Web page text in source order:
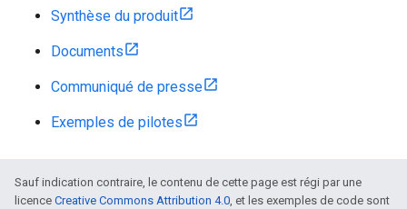
Synthèse du produit
Documents
Communiqué de presse
Exemples de pilotes
Sauf indication contraire, le contenu de cette page est régi par une
licence Creative Commons Attribution 4.0, et les exemples de code sont